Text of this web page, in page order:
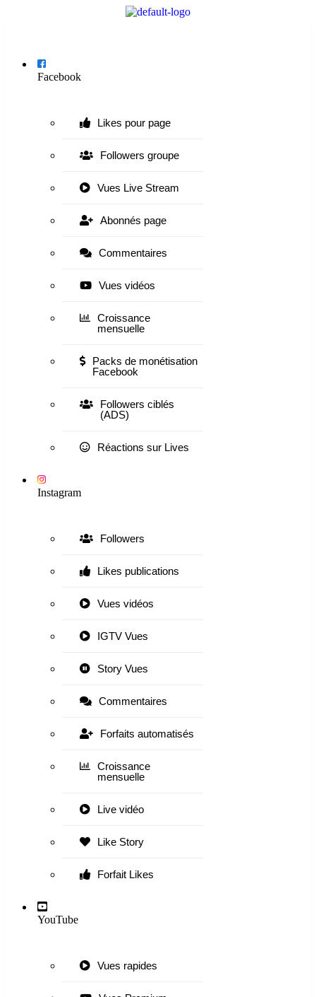
Facebook
Likes pour page
Followers groupe
Vues Live Stream
Abonnés page
Commentaires
Vues vidéos
Croissance
mensuelle
Packs de monétisation
Facebook
Followers ciblés
(ADS)
Réactions sur Lives
Instagram
Followers
Likes publications
Vues vidéos
IGTV Vues
Story Vues
Commentaires
Forfaits automatisés
Croissance
mensuelle
Live vidéo
Like Story
Forfait Likes
YouTube
Vues rapides